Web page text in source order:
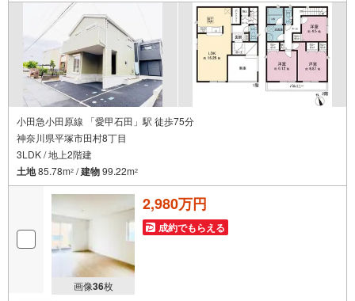
小田急小田原線 「愛甲石田」駅 徒歩75分
神奈川県平塚市田村8丁目
3LDK / 地上2階建
土地85.78m2 /建物99.22m2
画像36枚
2,980万円
成約でもらえる